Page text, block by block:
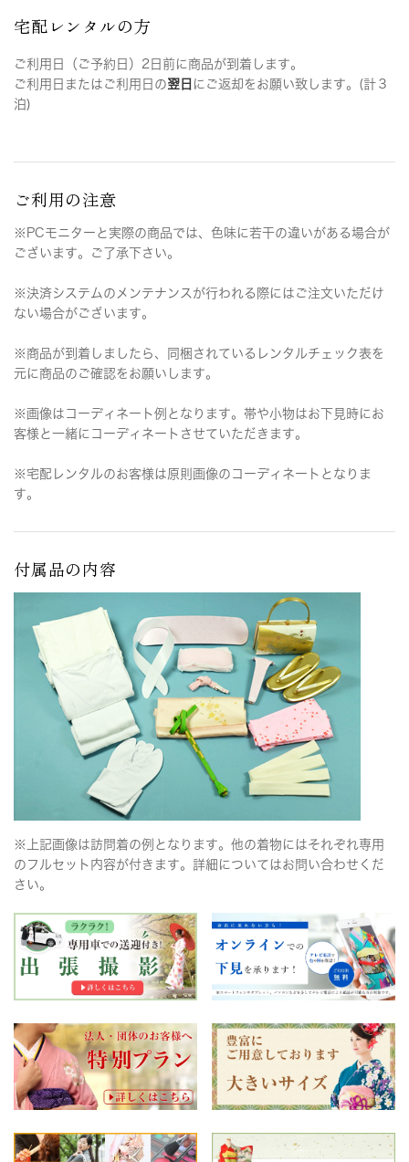
宅配レンタルの方
ご利用日（ご予約日）2日前に商品が到着します。
ご利用日またはご利用日の翌日 にご返却をお願い致します。(計３
泊)
ご利用の注意
※PCモニターと実際の商品では、色味に若干の違いがある場合が
ございます。ご了承下さい。
※決済システムのメンテナンスが行われる際にはご注文いただけ
ない場合がございます。
※商品が到着しましたら、同梱されているレンタルチェック表を
元に商品のご確認をお願いします。
※画像はコーディネート例となります。帯や小物はお下見時にお
客様と一緒にコーディネートさせていただきます。
※宅配レンタルのお客様は原則画像のコーディネートとなりま
す。
付属品の内容
※上記画像は訪問着の例となります。他の着物にはそれぞれ専用
のフルセット内容が付きます。詳細についてはお問い合わせくだ
さい。